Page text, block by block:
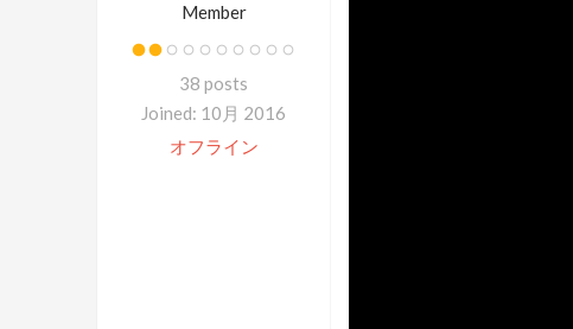
Member
38 posts
Joined: 10月 2016
オフライン